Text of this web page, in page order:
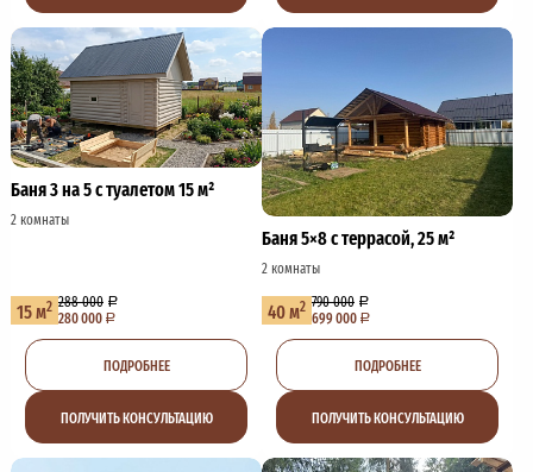
Баня 3 на 5 с туалетом 15 м²
2 комнаты
15 м2 288 000
280 000
ПОДРОБНЕЕ
ПОЛУЧИТЬ КОНСУЛЬТАЦИЮ
Баня 5×8 с террасой, 25 м²
2 комнаты
40 м2 790 000
699 000
ПОДРОБНЕЕ
ПОЛУЧИТЬ КОНСУЛЬТАЦИЮ